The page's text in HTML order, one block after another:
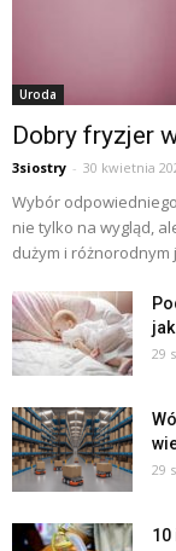
Uroda
Dobry fryzjer
3siostry - 30 kwietnia
Wybór
nie tylko na wygląd,
dużym i różnorodnym
29
29